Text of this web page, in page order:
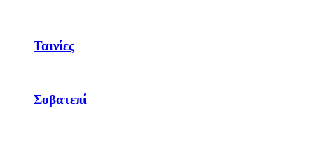
Ταινίες
Σοβατεπί